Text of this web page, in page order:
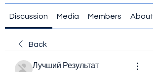
Discussion Media Members About
Back
Лучший Результат